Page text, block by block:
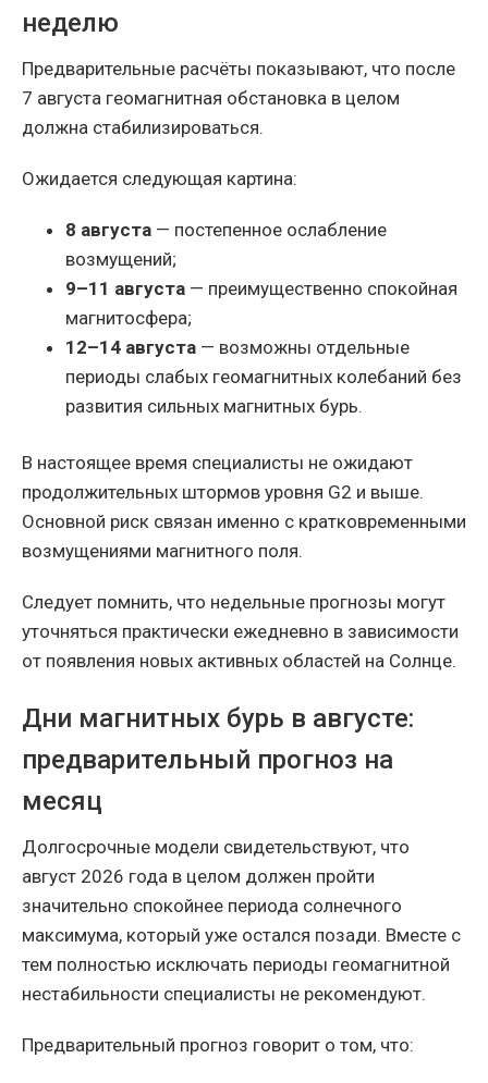
неделю
Предварительные расчёты показывают, что после
7 августа геомагнитная обстановка в целом
должна стабилизироваться.
Ожидается следующая картина:
8 августа — постепенное ослабление
возмущений;
9–11 августа — преимущественно спокойная
магнитосфера;
12–14 августа — возможны отдельные
периоды слабых геомагнитных колебаний без
развития сильных магнитных бурь.
В настоящее время специалисты не ожидают
продолжительных штормов уровня G2 и выше.
Основной риск связан именно с кратковременными
возмущениями магнитного поля.
Следует помнить, что недельные прогнозы могут
уточняться практически ежедневно в зависимости
от появления новых активных областей на Солнце.
Дни магнитных бурь в августе:
предварительный прогноз на
месяц
Долгосрочные модели свидетельствуют, что
август 2026 года в целом должен пройти
значительно спокойнее периода солнечного
максимума, который уже остался позади. Вместе с
тем полностью исключать периоды геомагнитной
нестабильности специалисты не рекомендуют.
Предварительный прогноз говорит о том, что: